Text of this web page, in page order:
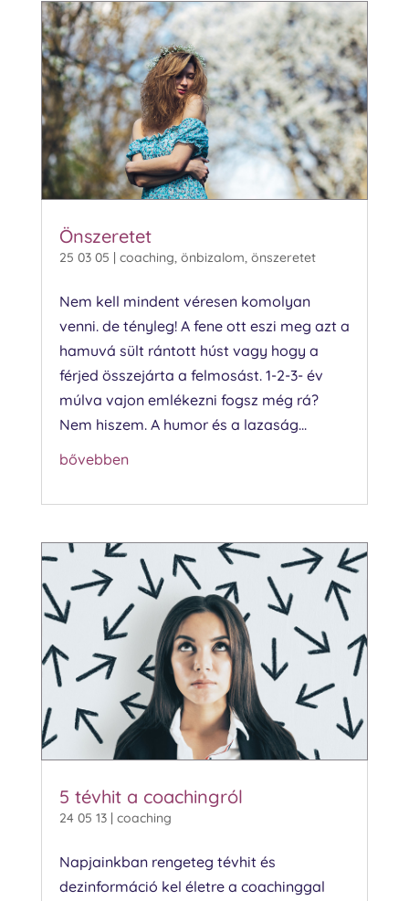
Önszeretet
25 03 05 | coaching önbizalom önszeretet
Nem kell mindent véresen komolyan
venni. de tényleg! A fene ott eszi meg azt a
hamuvá sült rántott húst vagy hogy a
férjed összejárta a felmosást. 1-2-3- év
múlva vajon emlékezni fogsz még rá?
Nem hiszem. A humor és a lazaság...
bővebben
5 tévhit a coachingról
24 05 13| coaching
Napjainkban rengeteg tévhit és
dezinformáció kel életre a coachinggal